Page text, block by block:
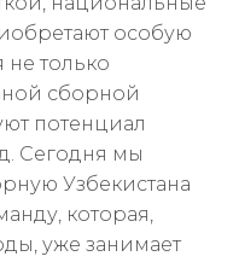
особую
не только
сборной
потенциал
Сегодня мы
Узбекистана
которая,
уже занимает